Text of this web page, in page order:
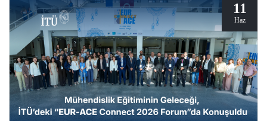
11
Haz